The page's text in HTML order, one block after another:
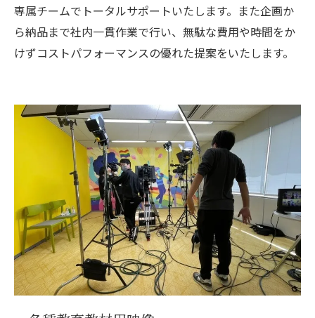
専属チームでトータルサポートいたします。また企画か
ら納品まで社内一貫作業で行い、無駄な費用や時間をか
けずコストパフォーマンスの優れた提案をいたします。